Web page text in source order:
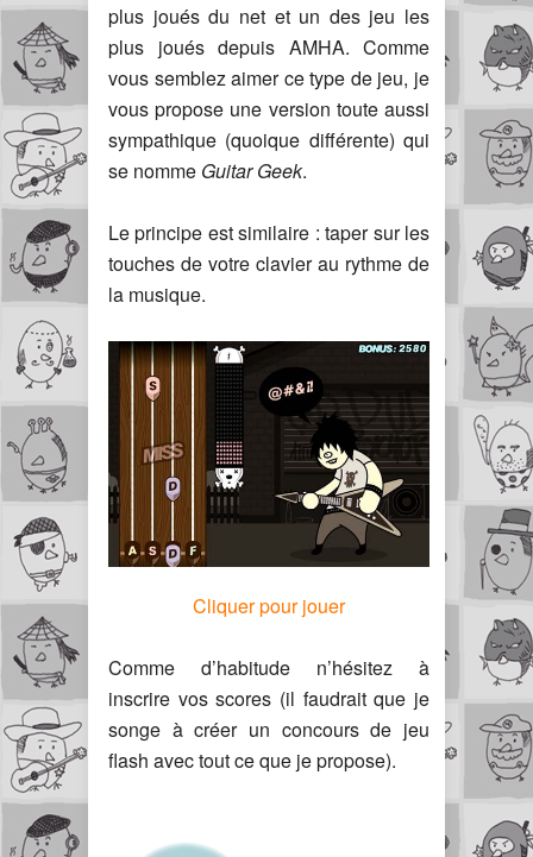
plus joués du net et un des jeu les
plus joués depuis AMHA. Comme
vous semblez aimer ce type de jeu, je
vous propose une version toute aussi
sympathique (quoique différente) qui
se nomme Guitar Geek.
Le principe est similaire : taper sur les
touches de votre clavier au rythme de
la musique.
Cliquer pour jouer
Comme d’habitude n’hésitez à
inscrire vos scores (il faudrait que je
songe à créer un concours de jeu
flash avec tout ce que je propose).